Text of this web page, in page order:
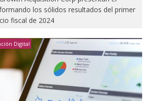
los sólidos resultados del primer
fiscal de 2024
Digital